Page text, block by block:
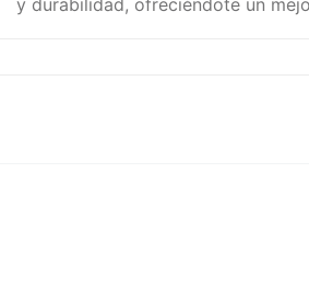
y durabilidad, ofreciéndote un